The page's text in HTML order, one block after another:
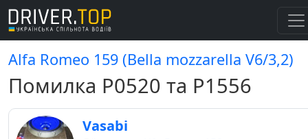
Alfa Romeo 159 (Bella mozzarella V6/3,2)
Помилка Р0520 та Р1556
Vasabi